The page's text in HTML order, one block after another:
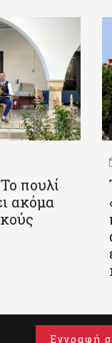
πουλί
ακόμα
Εγγραφή